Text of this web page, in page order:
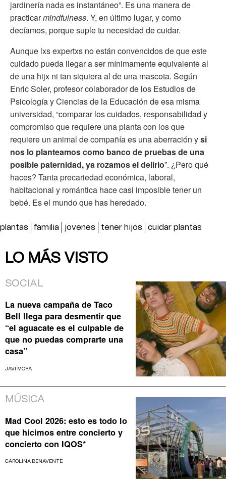
jardinería nada es instantáneo”. Es una manera de
practicarmindfulness. Y, en último lugar, y como
decíamos, porque suple tu necesidad de cuidar.
Aunque lxs expertxs no están convencidos de que este
cuidado pueda llegar a ser mínimamente equivalente al
de una hijx ni tan siquiera al de una mascota. Según
Enric Soler, profesor colaborador de los Estudios de
Psicología y Ciencias de la Educación de esa misma
universidad, “comparar los cuidados, responsabilidad y
compromiso que requiere una planta con los que
requiere un animal de compañía es una aberración ysi
nos lo planteamos como banco de pruebas de una
posible paternidad, ya rozamos el delirio”. ¿Pero qué
haces? Tanta precariedad económica, laboral,
habitacional y romántica hace casi imposible tener un
bebé. Es el mundo que has heredado.
plantas familia jovenes tener hijos cuidar plantas
LO MÁS VISTO
SOCIAL
La nueva campaña de Taco
Bell llega para desmentir que
“el aguacate es el culpable de
que no puedas comprarte una
casa”
JAVI MORA
MÚSICA
Mad Cool 2026: esto es todo lo
que hicimos entre concierto y
concierto con IQOS*
CAROLINA BENAVENTE